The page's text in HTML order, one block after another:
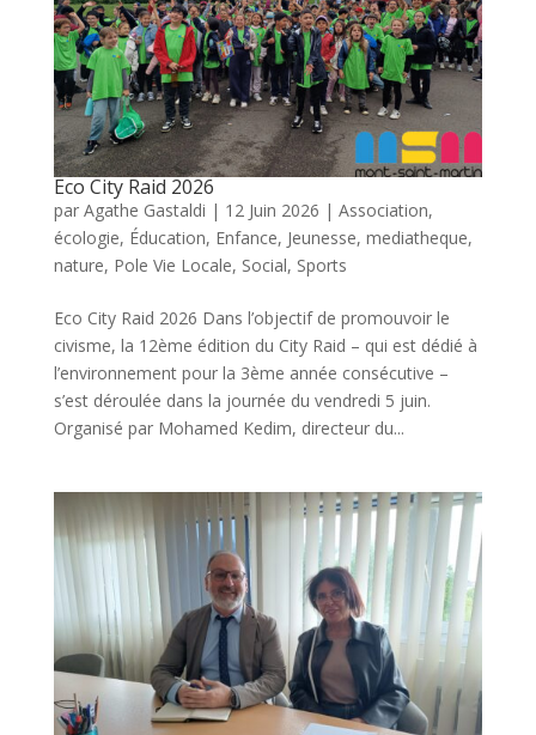
Eco City Raid 2026
par Agathe Gastaldi | 12 Juin 2026 | Association,
écologie, Éducation, Enfance, Jeunesse, mediatheque,
nature, Pole Vie Locale, Social, Sports
Eco City Raid 2026 Dans l’objectif de promouvoir le
civisme, la 12ème édition du City Raid – qui est dédié à
l’environnement pour la 3ème année consécutive –
s’est déroulée dans la journée du vendredi 5 juin.
Organisé par Mohamed Kedim, directeur du...